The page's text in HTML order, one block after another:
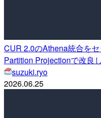
CUR 2.0のAthena統合を
Partition Projectionで改良
suzuki.ryo
2026.06.25